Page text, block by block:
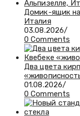
Домик-ящик на
Италия
03.08.2026/
0 Comments
Два цвета
01.08.2026/
0 Comments